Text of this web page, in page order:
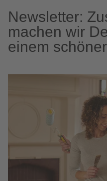
Newsletter:
machen wir
einem